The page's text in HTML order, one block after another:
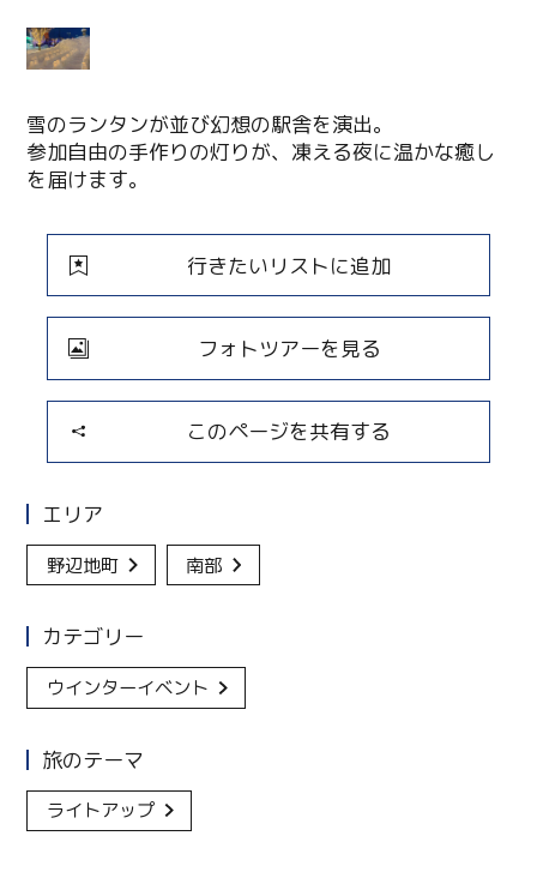
雪のランタンが並び幻想の駅舎を演出。
参加自由の手作りの灯りが、凍える夜に温かな癒し
を届けます。
行きたいリストに追加
フォトツアーを見る
このページを共有する
エリア
野辺地町 南部
カテゴリー
ウインターイベント
旅のテーマ
ライトアップ